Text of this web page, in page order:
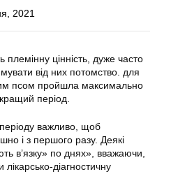
2021
цінність, дуже часто
від них потомство. для
псом пройшла максимально
період.
важливо, щоб
і з першого разу. Деякі
в’язку» по днях», вважаючи,
діагностичну